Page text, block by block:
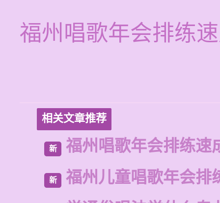
福州唱歌年会排练
相关文章推荐
新 福州唱歌年会排练速
新
福州儿童唱歌年会排